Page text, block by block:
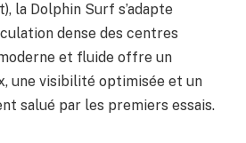
la Dolphin Surf s’adapte
dense des centres
et fluide offre un
une visibilité optimisée et un
salué par les premiers essais.